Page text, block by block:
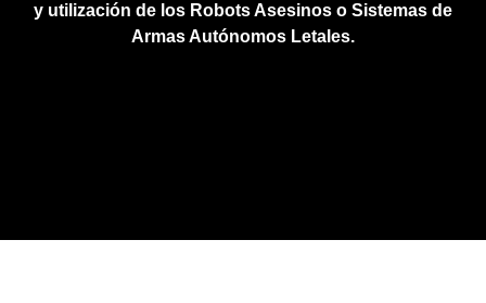
y utilización de los Robots Asesinos o Sistemas de
Armas Autónomos Letales.